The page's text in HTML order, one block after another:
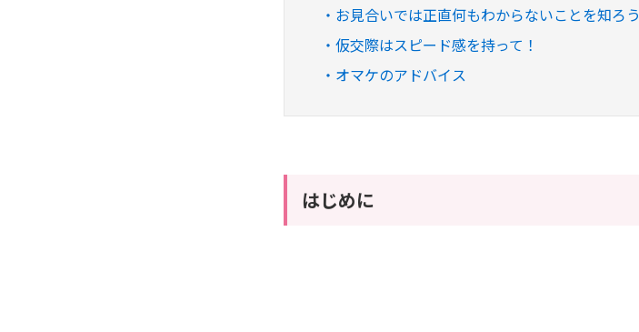
お見合いでは正直何もわからないことを知ろう
仮交際はスピード感を持って！
オマケのアドバイス
はじめに